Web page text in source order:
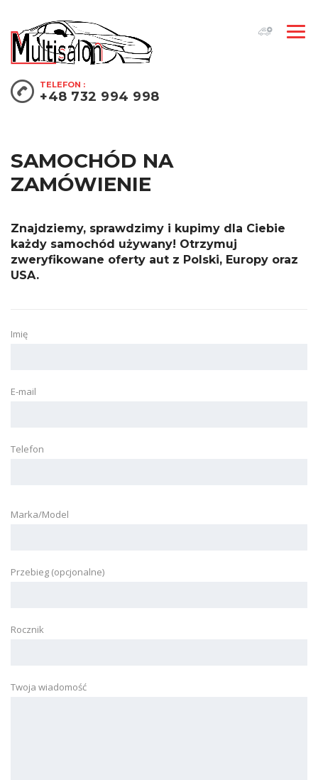
TELEFON :
+48 732 994 998
SAMOCHÓD NA
ZAMÓWIENIE
Znajdziemy, sprawdzimy i kupimy dla Ciebie
każdy samochód używany! Otrzymuj
zweryfikowane oferty aut z Polski, Europy oraz
USA.
Imię
E-mail
Telefon
Marka/Model
Przebieg (opcjonalne)
Rocznik
Twoja wiadomość